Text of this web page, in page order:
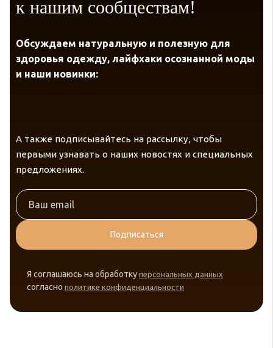
к нашим сообществам!
Обсуждаем натуральную и полезную для
здоровья одежду, лайфхаки осознанной моды
и наши новинки:
А также подписывайтесь на рассылку, чтобы
первыми узнавать о наших новостях и специальных
предложениях.
Подписаться
Я соглашаюсь на обработку персональных данных
согласно политике конфиденциальности